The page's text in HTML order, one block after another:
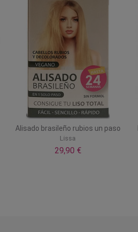
Alisado brasileño rubios un paso
Lissa
29,90 €